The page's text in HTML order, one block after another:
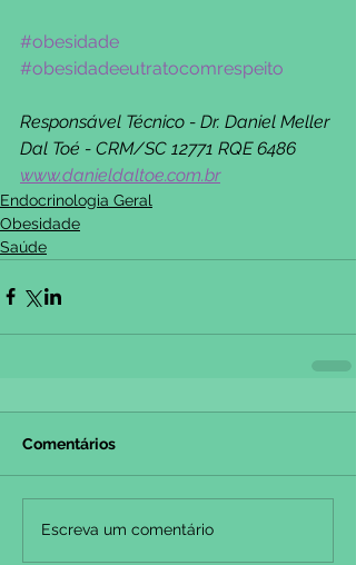
#obesidade
#obesidadeeutratocomrespeito
Responsável Técnico - Dr. Daniel Meller
Dal Toé - CRM/SC 12771 RQE 6486
www.danieldaltoe.com.br
Endocrinologia Geral
Obesidade
Saúde
Comentários
Escreva um comentário